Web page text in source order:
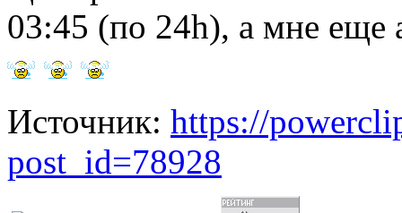
03:45 (по 24h), а мне еще
Источник: https://
post_id=78928